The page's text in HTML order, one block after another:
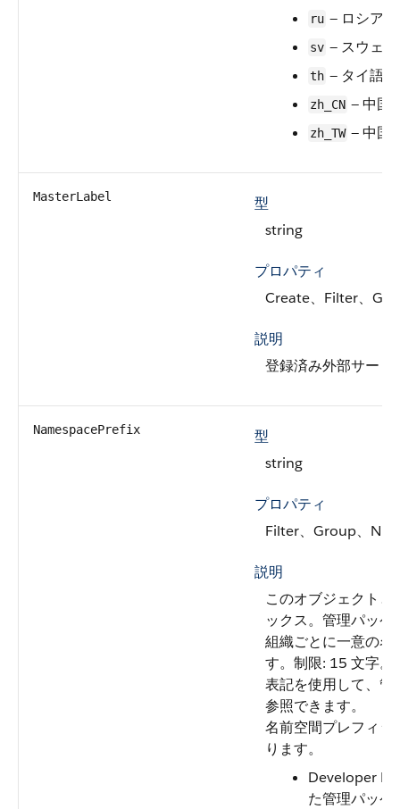
ru — ロシア語
sv — スウェ
th — タイ語
zh_CN — 中国
zh_TW — 中国
MasterLabel
型
string
プロパティ
Create、Filter、
説明
登録済み外部サービ
NamespacePrefix
型
string
プロパティ
Filter、Group、
説明
このオブジェクト
ックス。管理パッ
組織ごとに一意の名
す。制限: 15 文字。
表記を使用して、管
参照できます。
名前空間プレフィッ
ります。
Developer
た管理パッケ